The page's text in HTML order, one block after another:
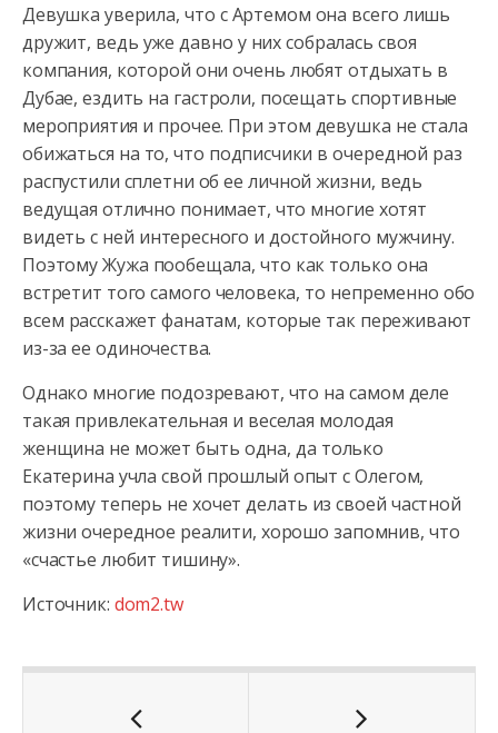
Девушка уверила, что с Артемом она всего лишь
дружит, ведь уже давно у них собралась своя
компания, которой они очень любят отдыхать в
Дубае, ездить на гастроли, посещать спортивные
мероприятия и прочее. При этом девушка не стала
обижаться на то, что подписчики в очередной раз
распустили сплетни об ее личной жизни, ведь
ведущая отлично понимает, что многие хотят
видеть с ней интересного и достойного мужчину.
Поэтому Жужа пообещала, что как только она
встретит того самого человека, то непременно обо
всем расскажет фанатам, которые так переживают
из-за ее одиночества.
Однако многие подозревают, что на самом деле
такая привлекательная и веселая молодая
женщина не может быть одна, да только
Екатерина учла свой прошлый опыт с Олегом,
поэтому теперь не хочет делать из своей частной
жизни очередное реалити, хорошо запомнив, что
«счастье любит тишину».
Источник: dom2.tw